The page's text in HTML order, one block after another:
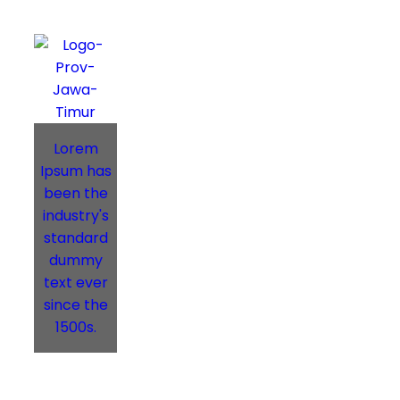
Lorem
Ipsum has
been the
industry's
standard
dummy
text ever
since the
1500s.